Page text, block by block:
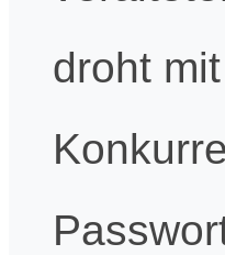
droht